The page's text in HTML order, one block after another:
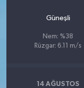
Güneşli
Nem: %38
Rüzgar: 6.11 m/s
14 AĞUSTOS